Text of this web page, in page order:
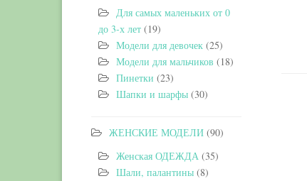
Для самых маленьких от 0
до 3-х лет (19)
Модели для девочек (25)
Модели для мальчиков (18)
Пинетки (23)
Шапки и шарфы (30)
ЖЕНСКИЕ МОДЕЛИ (90)
Женская ОДЕЖДА (35)
Шали, палантины (8)